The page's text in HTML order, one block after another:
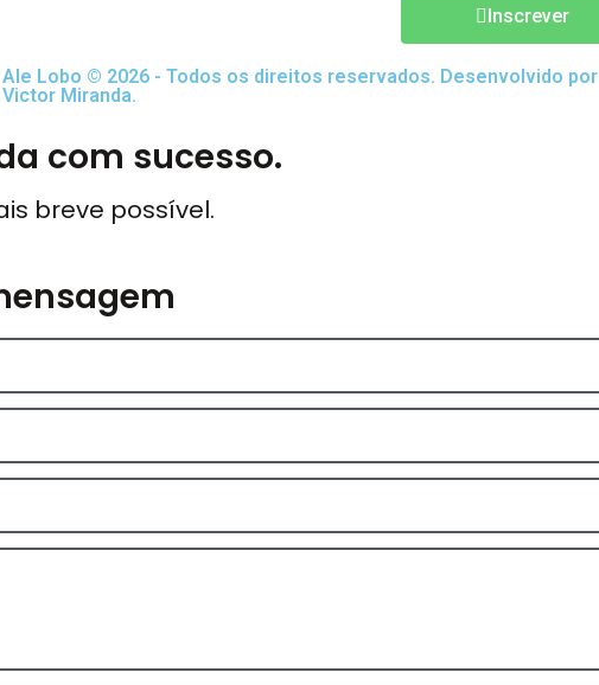
Inscrever
Ale Lobo © 2026 - Todos os direitos reservados. Desenvolvido por
Victor Miranda.
com sucesso.
breve possível.